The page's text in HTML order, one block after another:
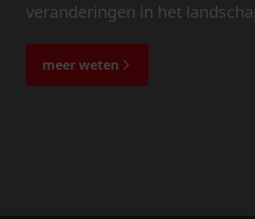
veranderingen in het
meer weten